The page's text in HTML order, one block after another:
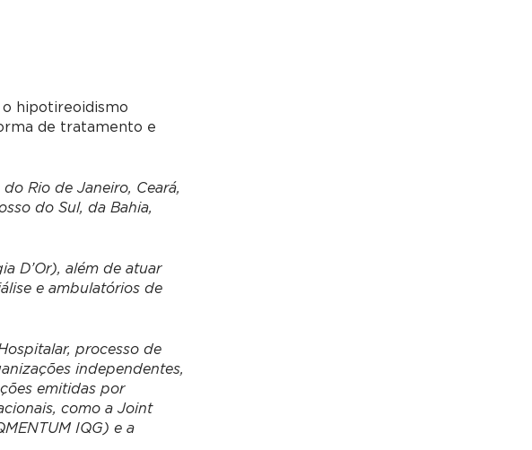
o hipotireoidismo
de tratamento e
Rio de Janeiro, Ceará,
do Sul, da Bahia,
D’Or), além de atuar
e ambulatórios de
processo de
independentes,
emitidas por
como a Joint
IQG) e a